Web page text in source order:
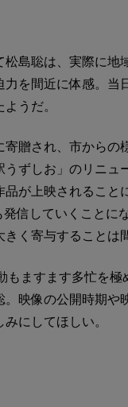
島聡は、実際に地
を間近に体感。当
うだ。
贈され、市からの
ずしお」のリニュ
品が上映されるこ
信していくことに
く寄与することは
もますます多忙を
映像の公開時期や
にしてほしい。